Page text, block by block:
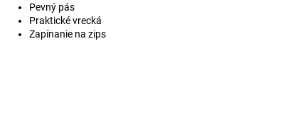
Pevný pás
Praktické vrecká
Zapínanie na zips